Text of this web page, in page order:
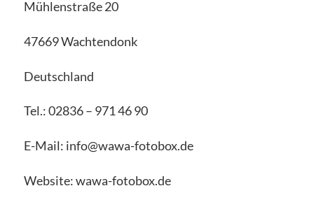
Mühlenstraße 20
47669 Wachtendonk
Deutschland
Tel.: 02836 – 971 46 90
E-Mail: info@wawa-fotobox.de
Website: wawa-fotobox.de